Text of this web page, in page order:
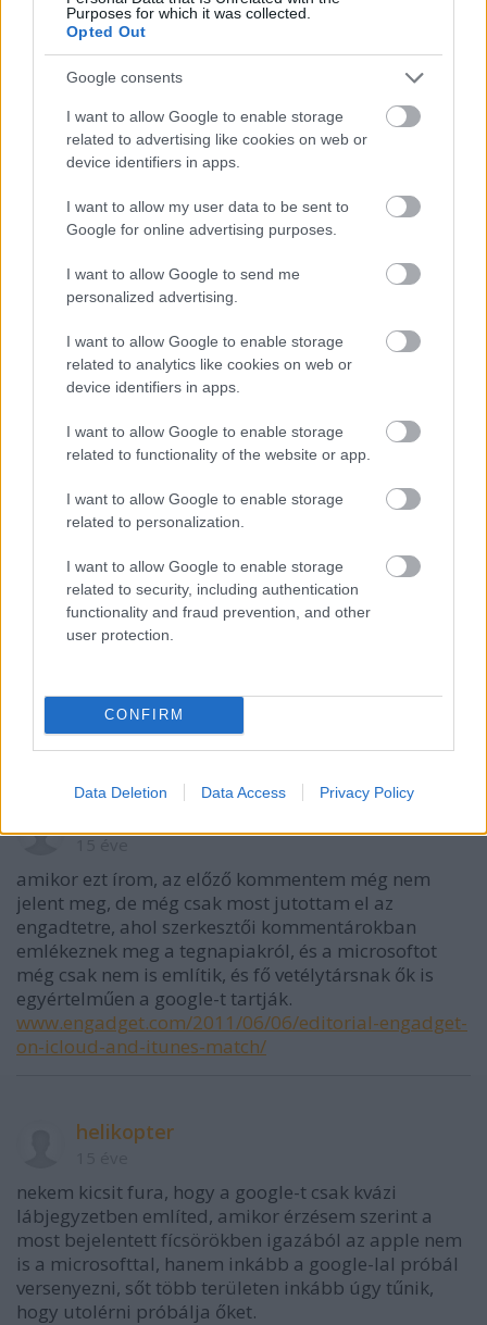
Purposes for which it was collected.
Opted Out
Google consents
I want to allow Google to enable storage
related to advertising like cookies on web or
device identifiers in apps.
I want to allow my user data to be sent to
Google for online advertising purposes.
I want to allow Google to send me
personalized advertising.
I want to allow Google to enable storage
related to analytics like cookies on web or
device identifiers in apps.
I want to allow Google to enable storage
related to functionality of the website or app.
I want to allow Google to enable storage
related to personalization.
I want to allow Google to enable storage
related to security, including authentication
functionality and fraud prevention, and other
user protection.
CONFIRM
Data Deletion Data Access Privacy Policy
Hogyan kínozzuk hatékonyan a
felhasználóinkat?
Szólj hozzá!
A hozzászóláshoz be kell lépned!
VAGY
15 éve
Az iCloud dolog végiggondolatlansága alatt mit
értesz? Ezt kicsit kifejthetnéd. Nekem is vannak
Az iTunes Match pedig zseniális.
amikor ezt írom, az előző kommentem még nem
jelent meg, de még csak most jutottam el az
engadtetre, ahol szerkesztői kommentárokban
emlékeznek meg a tegnapiakról, és a microsoftot
még csak nem is említik, és fő vetélytársnak ők is
egyértelműen a google-t tartják.
www.engadget.com/2011/06/06/editorial-engadget-
on-icloud-and-itunes-match/
helikopter
nekem kicsit fura, hogy a google-t csak kvázi
lábjegyzetben említed, amikor érzésem szerint a
most bejelentett fícsörökben igazából az apple nem
is a microsofttal, hanem inkább a google-lal próbál
versenyezni, sőt több területen inkább úgy tűnik,
hogy utolérni próbálja őket.